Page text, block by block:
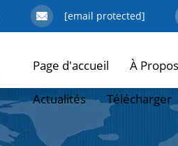
[email protected]
Page d'accueil À
Actualités Télécharger